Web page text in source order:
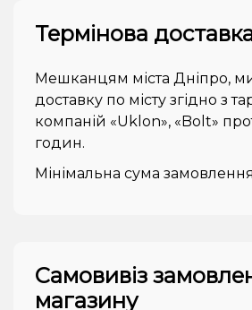
Термінова
Мешканцям міста Дніпро,
доставку по місту згідно з
компаній «Uklon», «Bolt»
годин.
Мінімальна сума
Самовивіз
магазину